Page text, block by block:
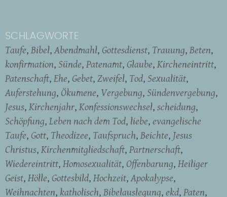
SCHLAGWORTE
Taufe Bibel Abendmahl Gottesdienst Trauung Beten
konfirmation Sünde Patenamt Glaube Kircheneintritt
Patenschaft Ehe Gebet Zweifel Tod Sexualität
Auferstehung Ökumene Vergebung Sündenvergebung
Jesus Kirchenjahr Konfessionswechsel scheidung
Schöpfung Leben nach dem Tod liebe evangelische
Taufe Gott Theodizee Taufspruch Beichte Jesus
Christus Kirchenmitgliedschaft Partnerschaft
Wiedereintritt Homosexualität Offenbarung Heiliger
Geist Hölle Gottesbild Hochzeit Apokalypse
Weihnachten katholisch Bibelauslegung ekd Paten